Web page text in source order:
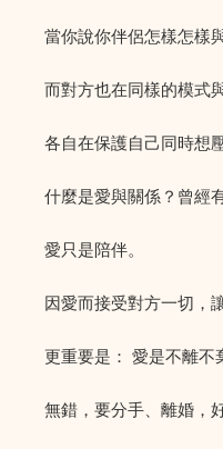
當你說你伴侶怎樣怎樣
而對方也在同樣的模式
各自在保護自己同時想
什麼是愛與關係？曾經
愛只是陪伴。
因愛而接受對方一切，
更重要是： 愛是不離不
無錯，要分手、離婚，好